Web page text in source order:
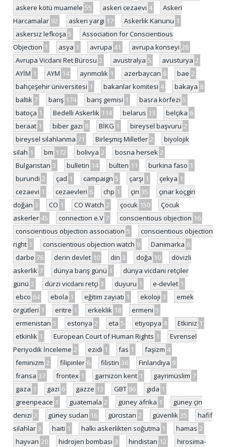
askere kötü muamele 55 askeri cezaevi 4
Askeri
Harcamalar 92 askeri yargı 17 Askerlik Kanunu 1
askersiz lefkoşa 5
Association for Conscientious
Objection 1 asya 1 avrupa 41 avrupa konseyi 26
Avrupa Vicdani Ret Bürosu 2 avustralya 5 avusturya 2
AYİM 1 AYM 14 ayrımcılık 1 azerbaycan 8 bae 2
bahçeşehir üniversitesi 1 bakanlar komitesi 4 bakaya 8
baltık 7 barış 174 barış gemisi 1 basra körfezi 5
batoça 1 Bedelli Askerlik 114 belarus 13 belçika 6
beraat 1 biber gazı 8 BİKG 1 bireysel başvuru 2
bireysel silahlanma 71 Birleşmiş Milletler 2
biyolojik
silah 1 bm 172 bolivya 2 bosna hersek 2
Bulgaristan 3 bulletin 14 bülten 11 burkina faso 1
burundi 2 çad 1 campaign 5 çarşı 1 çekya 1
cezaevi 1 cezaevleri 6 chp 1 çin 35
çınar koçgiri
doğan 3 CO 1 CO Watch 2 çocuk 150
Çocuk
askerler 45 connection e.V 7 conscientious objection 16
conscientious objection association 5
conscientious objection
right 1 conscientious objection watch 9 Danimarka 6
darbe 76 derin devlet 10 din 3 doğa 10
dövizli
askerlik 7 dünya barış günü 1
dünya vicdani retçiler
günü 2 dürzi vicdani retçi 3 duyuru 1 e-devlet 1
ebco 64 ebola 1 eğitim zayiatı 1 ekoloji 3
emek
örgütleri 1 eritre 1 erkeklik 18 ermeni 5
ermenistan 5 estonya 2 eta 5 etiyopya 4 Etkiniz 1
etkinlik 1 European Court of Human Rights 1
Evrensel
Periyodik İnceleme 2 ezidi 1 fas 1 faşizm 4
feminizm 2 filipinler 6 filistin 36 Finlandiya 9
fransa 37 frontex 1 garnizon kent 1 gayrimüslim 7
gaza 1 gazi 6 gazze 13 GBT 86 gıda 1
greenpeace 1 guatemala 2 güney afrika 1
güney çin
denizi 3 güney sudan 16 gürcistan 2 güvenlik 35
hafif
silahlar 3 haiti 1 halkı askerlikten soğutma 1 hamas 2
hayvan 20 hidrojen bombası 3 hindistan 12
hirosima-